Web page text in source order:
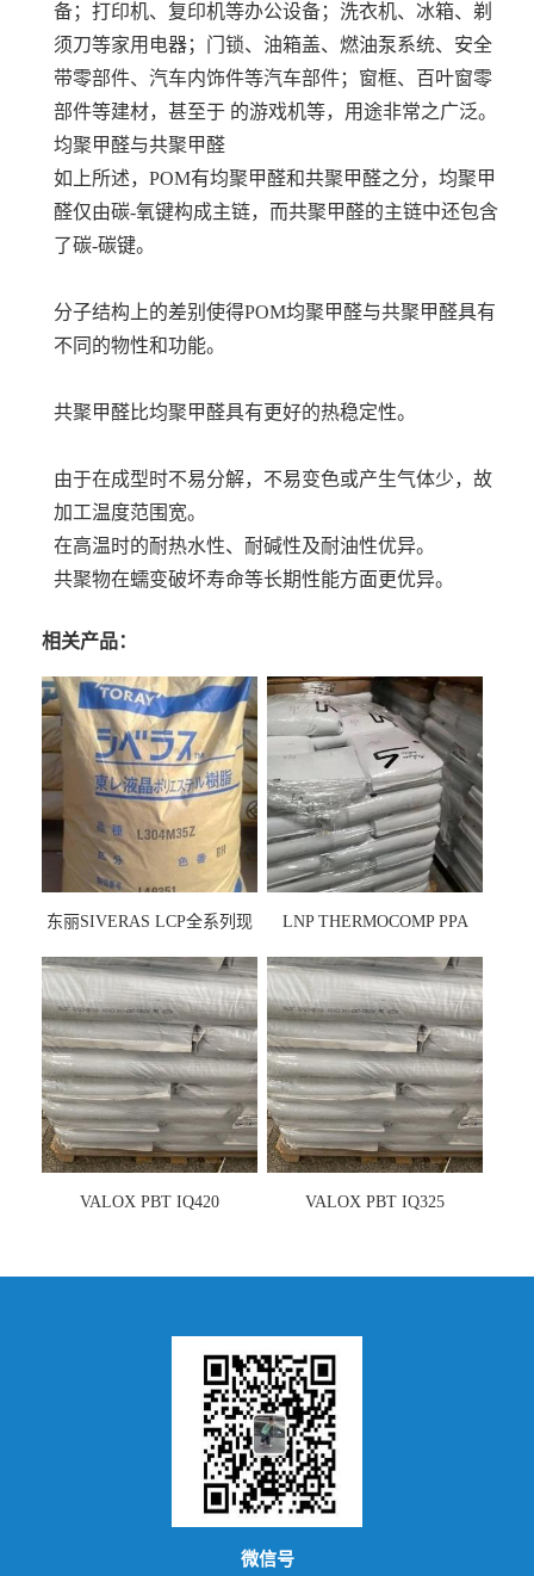
备；打印机、复印机等办公设备；洗衣机、冰箱、剃
须刀等家用电器；门锁、油箱盖、燃油泵系统、安全
带零部件、汽车内饰件等汽车部件；窗框、百叶窗零
部件等建材，甚至于 的游戏机等，用途非常之广泛。
均聚甲醛与共聚甲醛
如上所述，POM有均聚甲醛和共聚甲醛之分，均聚甲
醛仅由碳-氧键构成主链，而共聚甲醛的主链中还包含
了碳-碳键。
分子结构上的差别使得POM均聚甲醛与共聚甲醛具有
不同的物性和功能。
共聚甲醛比均聚甲醛具有更好的热稳定性。
由于在成型时不易分解，不易变色或产生气体少，故
加工温度范围宽。
在高温时的耐热水性、耐碱性及耐油性优异。
共聚物在蠕变破坏寿命等长期性能方面更优异。
相关产品：
东丽SIVERAS LCP全系列现
LNP THERMOCOMP PPA
VALOX PBT IQ420 VALOX PBT IQ325
微信号